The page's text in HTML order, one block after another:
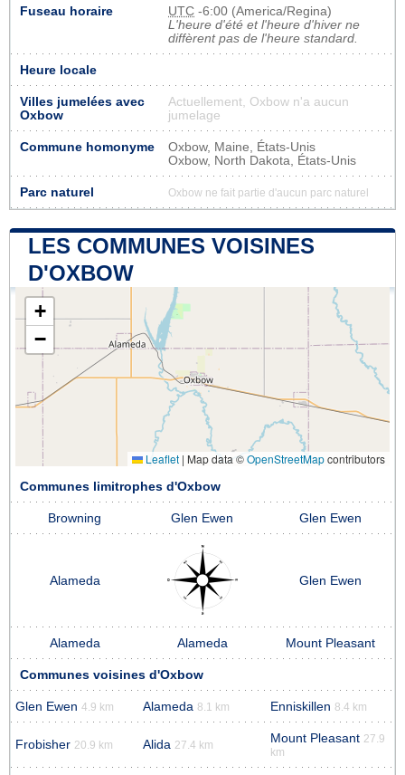
Fuseau horaire UTC -6:00 (America/Regina)
L'heure d'été et l'heure d'hiver ne
diffèrent pas de l'heure standard.
Heure locale
Villes jumelées avec
Oxbow
Actuellement, Oxbow n'a aucun
jumelage
Commune homonyme
Oxbow, Maine, États-Unis
Oxbow, North Dakota, États-Unis
Parc naturel Oxbow ne fait partie d'aucun parc naturel
LES COMMUNES VOISINES
D'OXBOW
+
−
Leaflet | Map data ©OpenStreetMapcontributors
Communes limitrophes d'Oxbow
Browning Glen Ewen Glen Ewen
Alameda Glen Ewen
Alameda Alameda Mount Pleasant
Communes voisines d'Oxbow
Glen Ewen 4.9 km Alameda 8.1 km Enniskillen 8.4 km
Frobisher 20.9 km Alida 27.4 km Mount Pleasant 27.9
km